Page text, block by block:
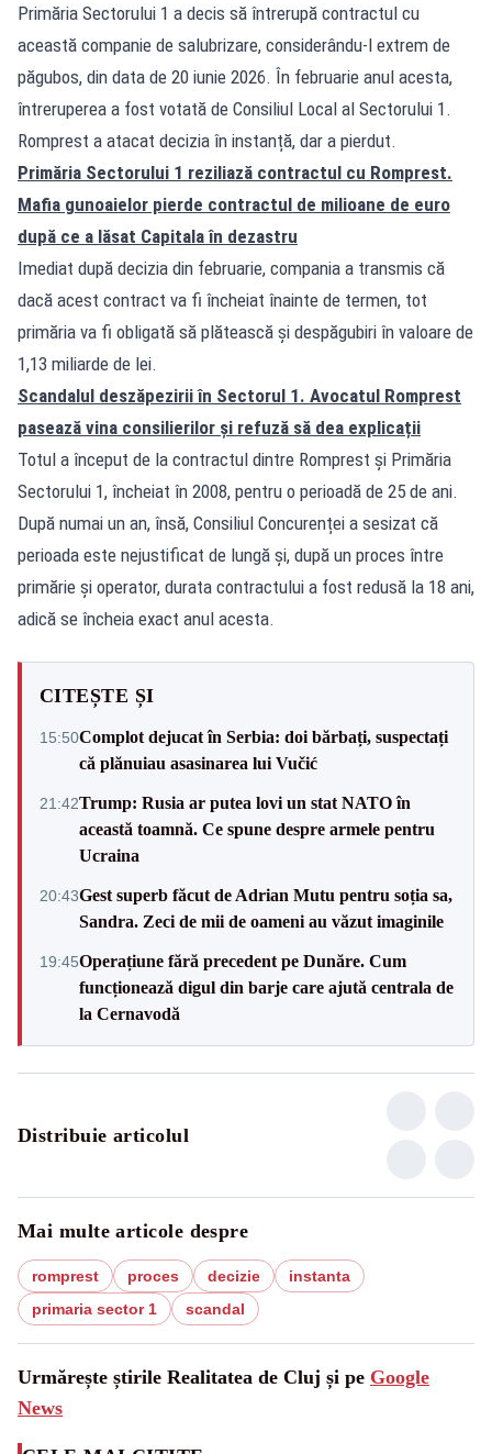
Primăria Sectorului 1 a decis să întrerupă contractul cu
această companie de salubrizare, considerându-l extrem de
păgubos, din data de 20 iunie 2026. În februarie anul acesta,
întreruperea a fost votată de Consiliul Local al Sectorului 1.
Romprest a atacat decizia în instanță, dar a pierdut.
Primăria Sectorului 1 reziliază contractul cu Romprest.
Mafia gunoaielor pierde contractul de milioane de euro
după ce a lăsat Capitala în dezastru
Imediat după decizia din februarie, compania a transmis că
dacă acest contract va fi încheiat înainte de termen, tot
primăria va fi obligată să plătească și despăgubiri în valoare de
1,13 miliarde de lei.
Scandalul deszăpezirii în Sectorul 1. Avocatul Romprest
pasează vina consilierilor și refuză să dea explicații
Totul a început de la contractul dintre Romprest și Primăria
Sectorului 1, încheiat în 2008, pentru o perioadă de 25 de ani.
După numai un an, însă, Consiliul Concurenței a sesizat că
perioada este nejustificat de lungă și, după un proces între
primărie și operator, durata contractului a fost redusă la 18 ani,
adică se încheia exact anul acesta.
CITEȘTE ȘI
15:50Complot dejucat în Serbia: doi bărbați, suspectați
că plănuiau asasinarea lui Vučić
21:42Trump: Rusia ar putea lovi un stat NATO în
această toamnă. Ce spune despre armele pentru
Ucraina
20:43Gest superb făcut de Adrian Mutu pentru soția sa,
Sandra. Zeci de mii de oameni au văzut imaginile
19:45Operațiune fără precedent pe Dunăre. Cum
funcționează digul din barje care ajută centrala de
la Cernavodă
Distribuie articolul
Mai multe articole despre
romprest proces decizie
instanta
primaria sector 1
scandal
Urmărește știrile Realitatea de Cluj și pe Google
News